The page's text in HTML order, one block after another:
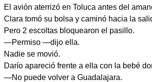
El avión aterrizó en Toluca antes del
Clara tomó su bolsa y caminó hacia la
Pero 2 escoltas bloquearon el pasillo.
—Permiso —dijo ella.
Nadie se movió.
Darío apareció frente a ella con la bebé
—No puede volver a Guadalajara.